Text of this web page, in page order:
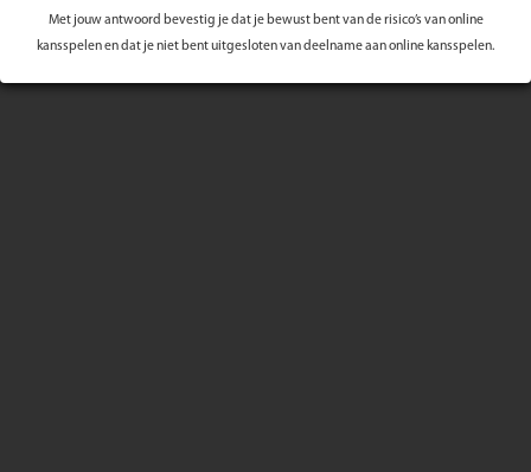
Met jouw antwoord bevestig je dat je bewust bent van de risico’s van online
kansspelen en dat je niet bent uitgesloten van deelname aan online kansspelen.